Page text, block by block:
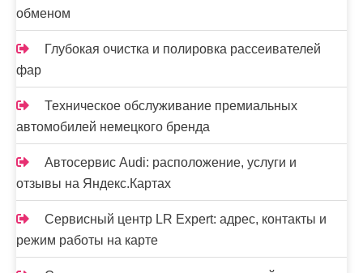
обменом
Глубокая очистка и полировка рассеивателей
фар
Техническое обслуживание премиальных
автомобилей немецкого бренда
Автосервис Audi: расположение, услуги и
отзывы на Яндекс.Картах
Сервисный центр LR Expert: адрес, контакты и
режим работы на карте